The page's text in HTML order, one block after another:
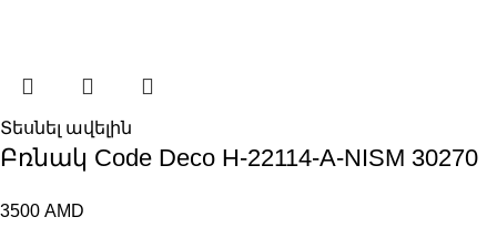
Տեսնել ավելին
Բռնակ Code Deco H-22114-A-NISM 30270
3500 AMD